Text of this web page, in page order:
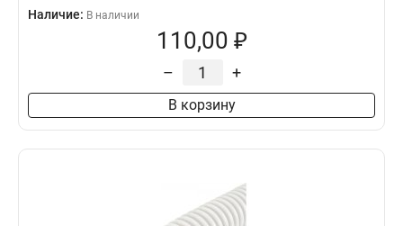
Наличие: В наличии
110,00 ₽
– +
В корзину